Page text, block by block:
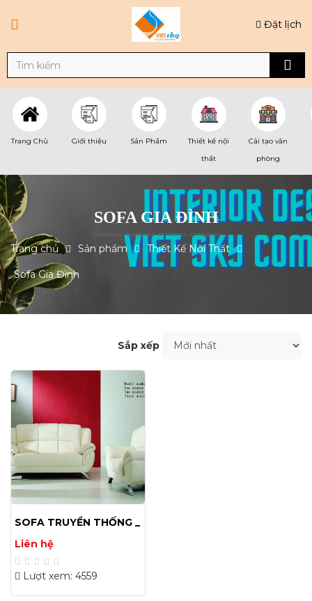
Đặt lịch
Trang Chủ Giới thiệu Sản Phẩm
Thiết kế nội
thất
Cải tạo văn
phòng
SOFA GIA ĐÌNH
Trang chủ Sản phẩm Thiết Kế Nội Thất
Sofa Gia Đình
Sắp xếp
SOFA TRUYỀN THỐNG _
35
Liên hệ
Lượt xem: 4559